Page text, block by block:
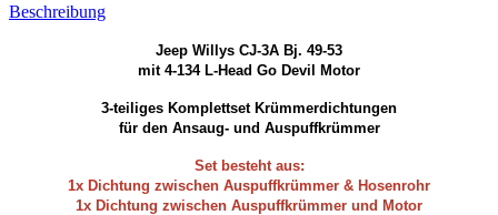
Beschreibung
Jeep Willys CJ-3A Bj. 49-53
mit 4-134 L-Head Go Devil Motor
3-teiliges Komplettset Krümmerdichtungen
für den Ansaug- und Auspuffkrümmer
Set besteht aus:
1x Dichtung zwischen Auspuffkrümmer & Hosenrohr
1x Dichtung zwischen Auspuffkrümmer und Motor